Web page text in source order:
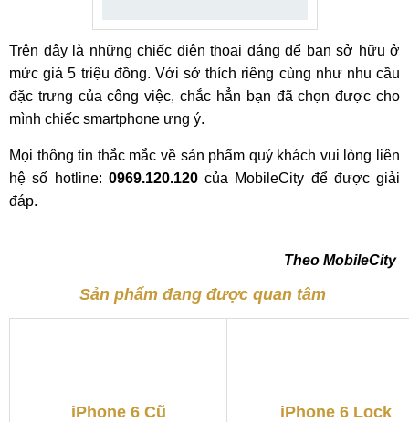
Trên đây là những chiếc điên thoại đáng để bạn sở hữu ở
mức giá 5 triệu đồng. Với sở thích riêng cùng như nhu cầu
đặc trưng của công việc, chắc hẳn bạn đã chọn được cho
mình chiếc smartphone ưng ý.
Mọi thông tin thắc mắc về sản phẩm quý khách vui lòng liên
hệ số hotline: 0969.120.120của MobileCity để được giải
đáp.
Theo MobileCity
Sản phẩm đang được quan tâm
iPhone 6 Cũ iPhone 6 Lock